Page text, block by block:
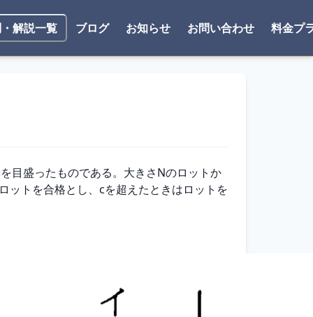
解説一覧 ブログ お知らせ お問い合わせ 料金プ
目盛ったものである。大きさNのロットか
ットを合格とし、cを超えたときはロットを